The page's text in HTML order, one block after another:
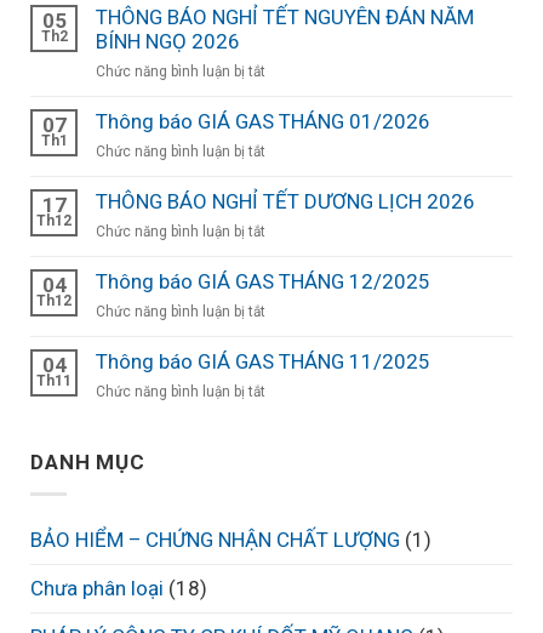
05
Th2
THÔNG BÁO NGHỈ TẾT NGUYÊN ĐÁN NĂM
BÍNH NGỌ 2026
Chức năng bình luận bị tắt
BÁO
NGUYÊN
ĐÁN
NGỌ
07
Th1
Thông báo GIÁ GAS THÁNG 01/2026
Chức năng bình luận bị tắt
báo
01/2026
17
Th12
THÔNG BÁO NGHỈ TẾT DƯƠNG LỊCH 2026
Chức năng bình luận bị tắt
BÁO
LỊCH
04
Th12
Thông báo GIÁ GAS THÁNG 12/2025
Chức năng bình luận bị tắt
báo
04
Th11
Thông báo GIÁ GAS THÁNG 11/2025
Chức năng bình luận bị tắt
11/2025
DANH MỤC
BẢO HIỂM – CHỨNG NHẬN CHẤT LƯỢNG (1)
Chưa phân loại (18)